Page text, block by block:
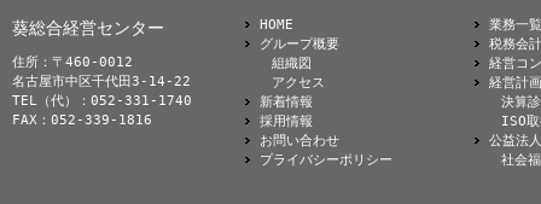
葵総合経営センター
住所：〒460-0012
名古屋市中区千代田3-14-22
TEL（代）：052-331-1740
FAX：052-339-1816
HOME
グループ概要
組織図
アクセス
新着情報
採用情報
お問い合わせ
プライバシーポリシー
業務一覧
税務会計
経営コ
経営計画
決算
ISO
公益法
社会